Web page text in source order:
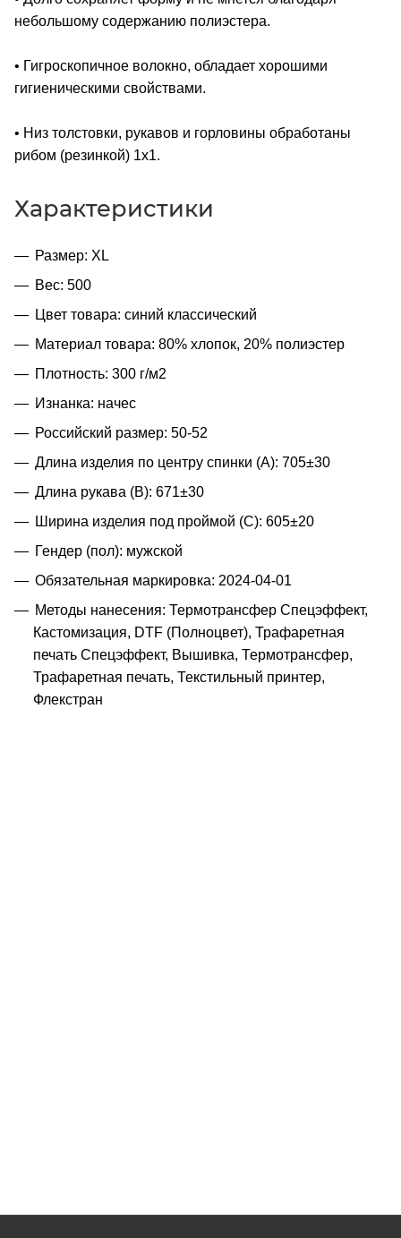
небольшому содержанию полиэстера.
• Гигроскопичное волокно, обладает хорошими
гигиеническими свойствами.
• Низ толстовки, рукавов и горловины обработаны
рибом (резинкой) 1x1.
Характеристики
Размер: XL
Вес: 500
Цвет товара: синий классический
Материал товара: 80% хлопок, 20% полиэстер
Плотность: 300 г/м2
Изнанка: начес
Российский размер: 50-52
Длина изделия по центру спинки (A): 705±30
Длина рукава (B): 671±30
Ширина изделия под проймой (С): 605±20
Гендер (пол): мужской
Обязательная маркировка: 2024-04-01
Методы нанесения: Термотрансфер Спецэффект,
Кастомизация, DTF (Полноцвет), Трафаретная
печать Спецэффект, Вышивка, Термотрансфер,
Трафаретная печать, Текстильный принтер,
Флекстран